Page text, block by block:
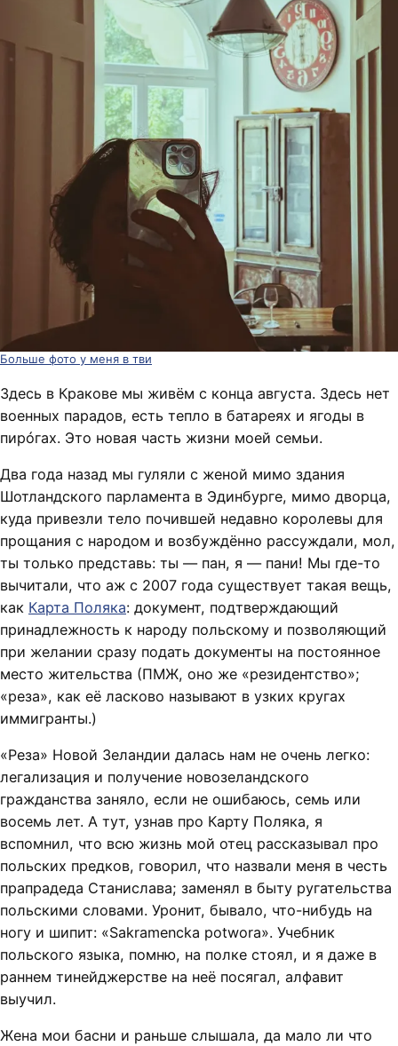
Больше фото у меня в тви
Здесь в Кракове мы живём с конца августа. Здесь нет
военных парадов, есть тепло в батареях и ягоды в
пирóгах. Это новая часть жизни моей семьи.
Два года назад мы гуляли с женой мимо здания
Шотландского парламента в Эдинбурге, мимо дворца,
куда привезли тело почившей недавно королевы для
прощания с народом и возбуждённо рассуждали, мол,
ты только представь: ты — пан, я — пани! Мы где-то
вычитали, что аж с 2007 года существует такая вещь,
как Карта Поляка: документ, подтверждающий
принадлежность к народу польскому и позволяющий
при желании сразу подать документы на постоянное
место жительства (ПМЖ, оно же «резидентство»;
«реза», как её ласково называют в узких кругах
иммигранты.)
«Реза» Новой Зеландии далась нам не очень легко:
легализация и получение новозеландского
гражданства заняло, если не ошибаюсь, семь или
восемь лет. А тут, узнав про Карту Поляка, я
вспомнил, что всю жизнь мой отец рассказывал про
польских предков, говорил, что назвали меня в честь
прапрадеда Станислава; заменял в быту ругательства
польскими словами. Уронит, бывало, что-нибудь на
ногу и шипит: «Sakramencka potwora». Учебник
польского языка, помню, на полке стоял, и я даже в
раннем тинейджерстве на неё посягал, алфавит
выучил.
Жена мои басни и раньше слышала, да мало ли что